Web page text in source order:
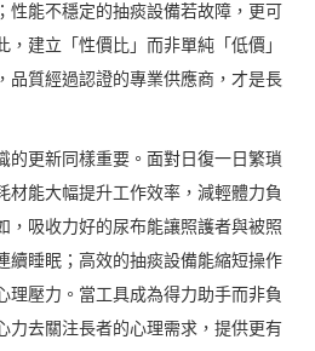
性能不穩定的抽痰設備若故障，更可
建立「性價比」而非單純「低價」
品質經過認證的專業供應商，才是長
的更新同樣重要。面對日復一日繁瑣
材能大幅提升工作效率，減輕體力負
，吸收力好的尿布能讓照護者與被照
續睡眠；高效的抽痰設備能縮短操作
理壓力。當工具成為得力助手而非負
力去關注長者的心理需求，提供更有